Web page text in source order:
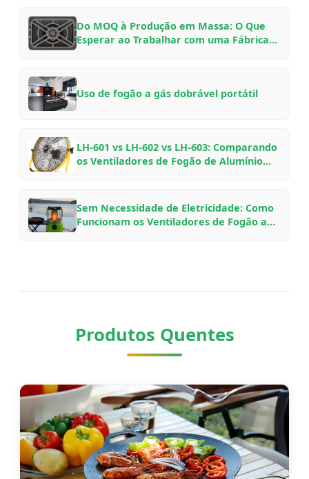
Do MOQ à Produção em Massa: O Que
Esperar ao Trabalhar com uma Fábrica
Uso de fogão a gás dobrável portátil
LH-601 vs LH-602 vs LH-603: Comparando
os Ventiladores de Fogão de Alumínio
Sem Necessidade de Eletricidade: Como
Funcionam os Ventiladores de Fogão a
Produtos Quentes